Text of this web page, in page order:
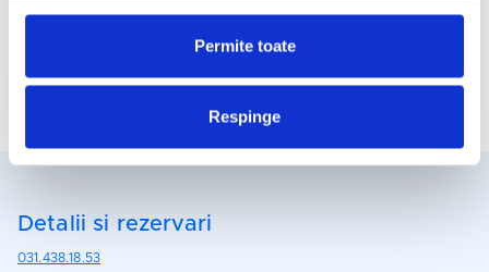
Permite toate
Respinge
Detalii si rezervari
031.438.18.53